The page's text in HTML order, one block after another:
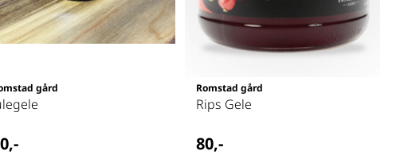
gård Romstad gård
Rips Gele
80,-